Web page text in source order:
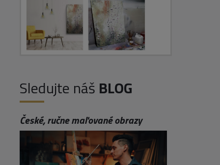
Sledujte náš BLOG
České, ručne maľované obrazy